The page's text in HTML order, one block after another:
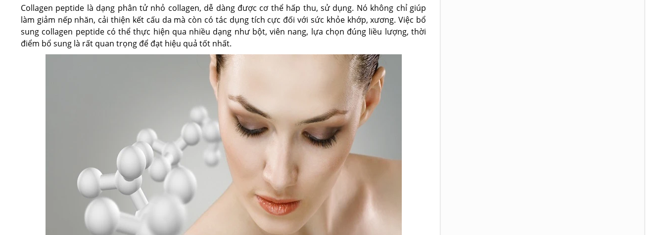
Collagen peptide là dạng phân tử nhỏ collagen, dễ dàng được cơ thể hấp thu, sử dụng. Nó không chỉ giúp
làm giảm nếp nhăn, cải thiện kết cấu da mà còn có tác dụng tích cực đối với sức khỏe khớp, xương. Việc bổ
sung collagen peptide có thể thực hiện qua nhiều dạng như bột, viên nang, lựa chọn đúng liều lượng, thời
điểm bổ sung là rất quan trọng để đạt hiệu quả tốt nhất.